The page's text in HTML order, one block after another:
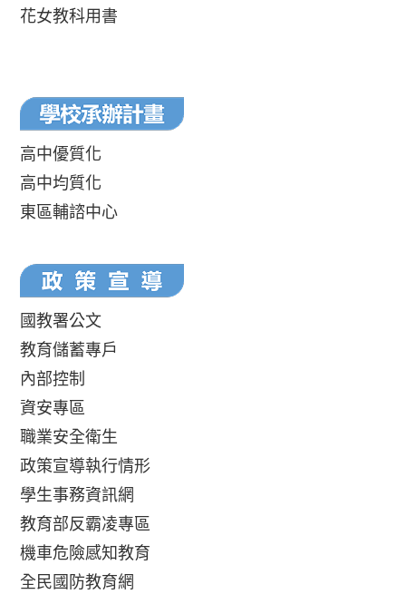
花女教科用書
高中優質化
高中均質化
東區輔諮中心
國教署公文
教育儲蓄專戶
內部控制
資安專區
職業安全衛生
政策宣導執行情形
學生事務資訊網
教育部反霸凌專區
機車危險感知教育
全民國防教育網